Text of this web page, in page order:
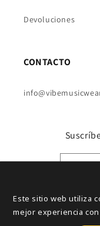
Devoluciones
CONTACTO
Este sitio web utiliza
mejor experiencia